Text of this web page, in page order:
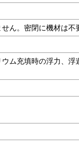
ん。密閉に機材は不
ム充填時の浮力、浮